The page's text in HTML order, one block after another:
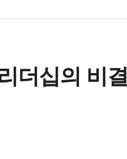
더십의 비결